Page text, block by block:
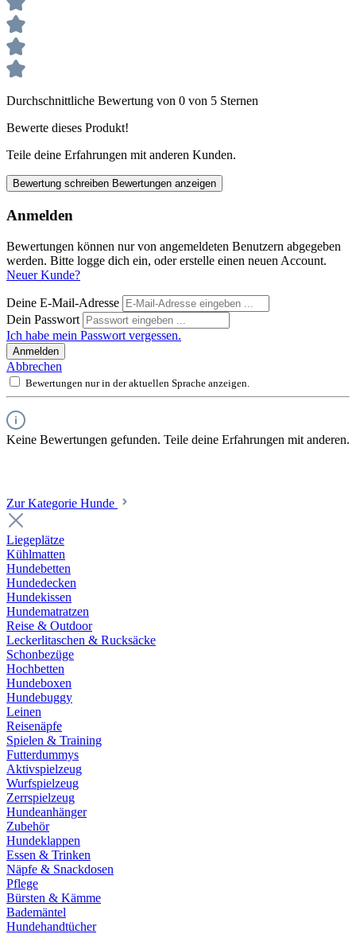
Durchschnittliche Bewertung von 0 von 5 Sternen
Bewerte dieses Produkt!
Teile deine Erfahrungen mit anderen Kunden.
Bewertung schreiben Bewertungen anzeigen
Anmelden
Bewertungen können nur von angemeldeten Benutzern abgegeben
werden. Bitte logge dich ein, oder erstelle einen neuen Account.
Neuer Kunde?
Deine E-Mail-Adresse
Dein Passwort
Ich habe mein Passwort vergessen.
Anmelden
Abbrechen
Bewertungen nur in der aktuellen Sprache anzeigen.
Keine Bewertungen gefunden. Teile deine Erfahrungen mit anderen.
Zur Kategorie Hunde
Liegeplätze
Kühlmatten
Hundebetten
Hundedecken
Hundekissen
Hundematratzen
Reise & Outdoor
Leckerlitaschen & Rucksäcke
Schonbezüge
Hochbetten
Hundeboxen
Hundebuggy
Leinen
Reisenäpfe
Spielen & Training
Futterdummys
Aktivspielzeug
Wurfspielzeug
Zerrspielzeug
Hundeanhänger
Zubehör
Hundeklappen
Essen & Trinken
Näpfe & Snackdosen
Pflege
Bürsten & Kämme
Bademäntel
Hundehandtücher